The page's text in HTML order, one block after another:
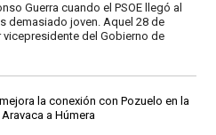
Guerra cuando el PSOE llegó al
demasiado joven. Aquel 28 de
del Gobierno de